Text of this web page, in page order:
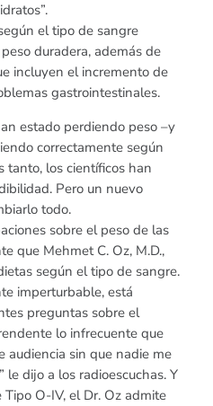
el tipo de sangre
duradera, además de
incluyen el incremento de
gastrointestinales.
estado perdiendo peso –y
correctamente según
tanto, los científicos han
Pero un nuevo
todo.
sobre el peso de las
que Mehmet C. Oz, M.D.,
según el tipo de sangre.
imperturbable, está
preguntas sobre el
lo infrecuente que
audiencia sin que nadie me
le dijo a los radioescuchas. Y
O-IV, el Dr. Oz admite